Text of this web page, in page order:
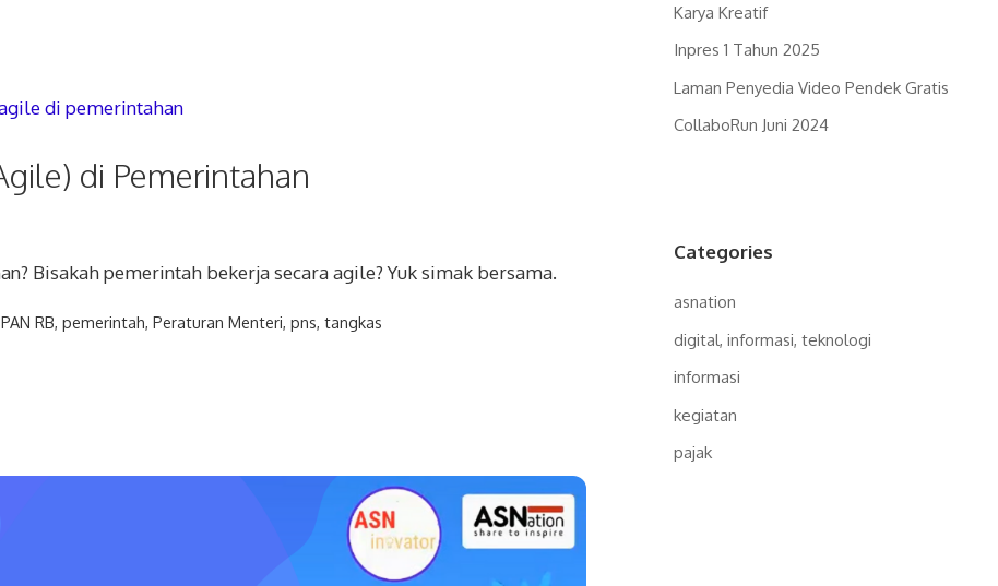
di Pemerintahan
Bisakah pemerintah bekerja secara agile? Yuk simak bersama.
PAN RB,pemerintah,Peraturan Menteri,pns,tangkas
Karya Kreatif
Inpres 1 Tahun 2025
Laman Penyedia Video Pendek Gratis
CollaboRun Juni 2024
Categories
asnation
digital, informasi, teknologi
informasi
kegiatan
pajak